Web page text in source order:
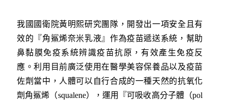
我國國衛院黃明熙研究團隊，開發出一項安全且有
效的『角鯊烯奈米乳液』作為疫苗遞送系統，幫助
鼻黏膜免疫系統辨識疫苗抗原，有效產生免疫反
應。利用目前廣泛使用在醫學美容保養品以及疫苗
佐劑當中，人體可以自行合成的一種天然的抗氧化
劑角鯊烯（squalene），運用『可吸收高分子體（pol